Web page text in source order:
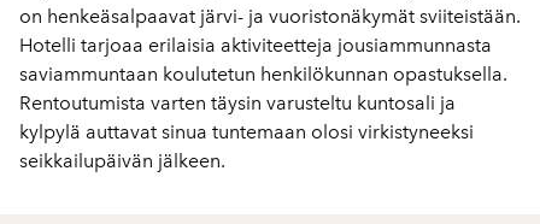
on henkeäsalpaavat järvi- ja vuoristonäkymät sviiteistään.
Hotelli tarjoaa erilaisia aktiviteetteja jousiammunnasta
saviammuntaan koulutetun henkilökunnan opastuksella.
Rentoutumista varten täysin varusteltu kuntosali ja
kylpylä auttavat sinua tuntemaan olosi virkistyneeksi
seikkailupäivän jälkeen.